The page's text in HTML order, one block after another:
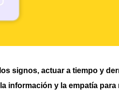
signos, actuar a tiempo y
información y la empatía